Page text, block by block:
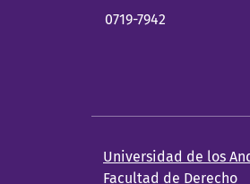
0719-7942
Universidad de los
Facultad de Derecho